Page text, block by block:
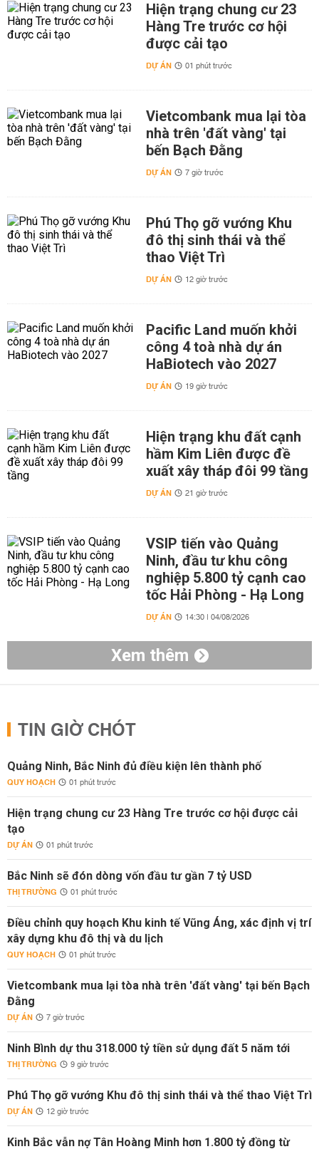
Hiện trạng chung cư 23
Hàng Tre trước cơ hội
được cải tạo
DỰ ÁN 01 phút trước
Vietcombank mua lại tòa
nhà trên 'đất vàng' tại
bến Bạch Đằng
DỰ ÁN 7 giờ trước
Phú Thọ gỡ vướng Khu
đô thị sinh thái và thể
thao Việt Trì
DỰ ÁN 12 giờ trước
Pacific Land muốn khởi
công 4 toà nhà dự án
HaBiotech vào 2027
DỰ ÁN 19 giờ trước
Hiện trạng khu đất cạnh
hầm Kim Liên được đề
xuất xây tháp đôi 99 tầng
DỰ ÁN 21 giờ trước
VSIP tiến vào Quảng
Ninh, đầu tư khu công
nghiệp 5.800 tỷ cạnh cao
tốc Hải Phòng - Hạ Long
DỰ ÁN 14:30 | 04/08/2026
Xem thêm
TIN GIỜ CHÓT
Quảng Ninh, Bắc Ninh đủ điều kiện lên thành phố
QUY HOẠCH 01 phút trước
Hiện trạng chung cư 23 Hàng Tre trước cơ hội được cải
tạo
DỰ ÁN 01 phút trước
Bắc Ninh sẽ đón dòng vốn đầu tư gần 7 tỷ USD
THỊ TRƯỜNG 01 phút trước
Điều chỉnh quy hoạch Khu kinh tế Vũng Áng, xác định vị trí
xây dựng khu đô thị và du lịch
QUY HOẠCH 01 phút trước
Vietcombank mua lại tòa nhà trên 'đất vàng' tại bến Bạch
Đằng
DỰ ÁN 7 giờ trước
Ninh Bình dự thu 318.000 tỷ tiền sử dụng đất 5 năm tới
THỊ TRƯỜNG 9 giờ trước
Phú Thọ gỡ vướng Khu đô thị sinh thái và thể thao Việt Trì
DỰ ÁN 12 giờ trước
Kinh Bắc vẫn nợ Tân Hoàng Minh hơn 1.800 tỷ đồng từ